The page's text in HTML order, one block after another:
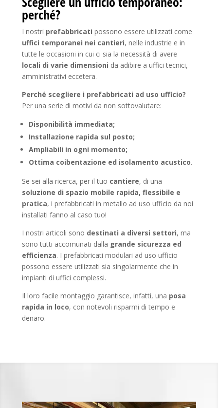
perché?
I nostri prefabbricati possono essere utilizzati come
uffici temporanei nei cantieri, nelle industrie e in
tutte le occasioni in cui ci sia la necessità di avere
locali di varie dimensioni da adibire a uffici tecnici,
amministrativi eccetera.
Perché scegliere i prefabbricati ad uso ufficio?
Per una serie di motivi da non sottovalutare:
Disponibilità immediata;
Installazione rapida sul posto;
Ampliabili in ogni momento;
Ottima coibentazione ed isolamento acustico.
Se sei alla ricerca, per il tuo cantiere, di una
soluzione di spazio mobile rapida, flessibile e
pratica, i prefabbricati in metallo ad uso ufficio da noi
installati fanno al caso tuo!
I nostri articoli sono destinati a diversi settori, ma
sono tutti accomunati dalla grande sicurezza ed
efficienza. I prefabbricati modulari ad uso ufficio
possono essere utilizzati sia singolarmente che in
impianti di uffici complessi.
Il loro facile montaggio garantisce, infatti, una posa
rapida in loco, con notevoli risparmi di tempo e
denaro.